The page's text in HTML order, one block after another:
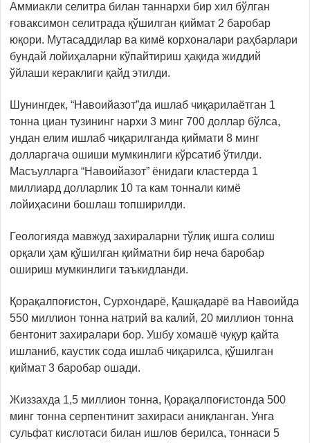
Аммиакли селитра билан таннархи бир хил бўлган
ғоваксимон селитрада қўшилган қиймат 2 баробар
юқори. Мутасаддилар ва кимё корхоналари раҳбарлари
бундай лойиҳаларни кўпайтириш ҳақида жиддий
ўйлаши кераклиги қайд этилди.
Шунингдек, “Навоийазот”да ишлаб чиқарилаётган 1
тонна циан тузининг нархи 3 минг 700 доллар бўлса,
ундан елим ишлаб чиқарилганда қиймати 8 минг
долларгача ошиши мумкинлиги кўрсатиб ўтилди.
Масъулларга “Навоийазот” ёнидаги кластерда 1
миллиард долларлик 10 та кам тоннали кимё
лойиҳасини бошлаш топширилди.
Геологияда мавжуд захираларни тўлиқ ишга солиш
орқали ҳам қўшилган қийматни бир неча баробар
ошириш мумкинлиги таъкидланди.
Қорақалпоғистон, Сурхондарё, Қашқадарё ва Навоийда
550 миллион тонна натрий ва калий, 20 миллион тонна
бентонит захиралари бор. Ушбу хомашё чуқур қайта
ишланиб, каустик сода ишлаб чиқарилса, қўшилган
қиймат 3 баробар ошади.
Жиззахда 1,5 миллион тонна, Қорақалпоғистонда 500
минг тонна серпентинит захираси аниқланган. Унга
сульфат кислотаси билан ишлов берилса, тоннаси 5